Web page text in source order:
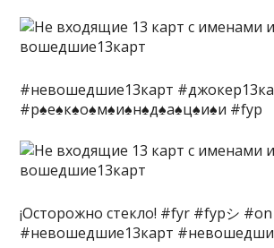
#невошедшие13карт
#р♠️е♠️к♠️о♠️м♠️и♠️н♠️д♠️а♠️ц♠️и♠️и #fyp
¡Осторожно стекло! #fyr #fypシ #on
#невошедшие13карт